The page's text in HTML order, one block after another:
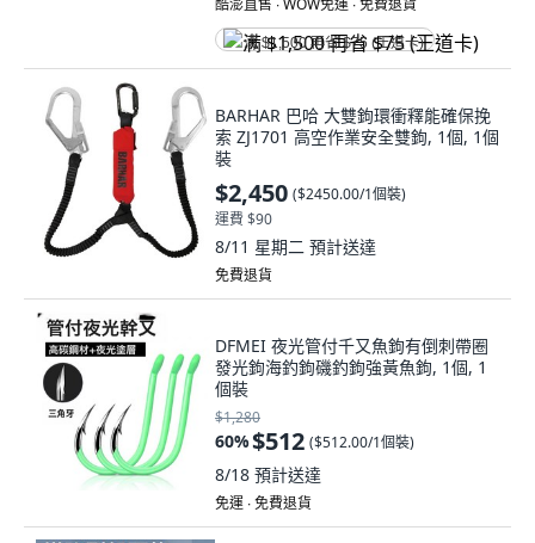
酷澎直售 ∙ WOW免運 ∙ 免費退貨
满 $1,500 再省 $75 (王道卡)
BARHAR 巴哈 大雙鉤環衝釋能確保挽
索 ZJ1701 高空作業安全雙鉤, 1個, 1個
裝
$2,450 ($2450.00/1個裝)
運費 $90
8/11 星期二 預計送達
免費退貨
DFMEI 夜光管付千又魚鉤有倒刺帶圈
發光鉤海釣鉤磯釣鉤強黃魚鉤, 1個, 1
個裝
$1,280
60%$512 ($512.00/1個裝)
8/18 預計送達
免運 ∙ 免費退貨